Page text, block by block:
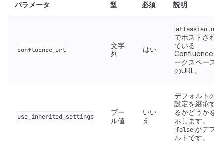
パラメータ 型 必須 説明
confluence_url
文字
列
はい
atlassian.net
でホストされ
ている
Confluenceワ
ークスペース
のURL。
use_inherited_settings
ブー
ル値
いい
え
デフォルトの
設定を継承す
るかどうかを
示します。
falseがデフォ
ルトです。